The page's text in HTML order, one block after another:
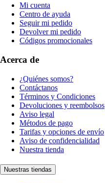
Mi cuenta
Centro de ayuda
Seguir mi pedido
Devolver mi pedido
Códigos promocionales
Acerca de
¿Quiénes somos?
Contáctanos
Términos y Condiciones
Devoluciones y reembolsos
Aviso legal
Métodos de pago
Tarifas y opciones de envío
Aviso de confidencialidad
Nuestra tienda
Nuestras tiendas